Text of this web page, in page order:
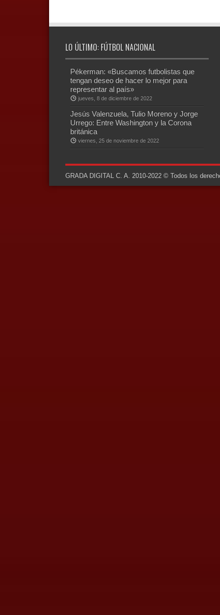
LO ÚLTIMO: FÚTBOL NACIONAL
Pékerman: «Buscamos futbolistas que
tengan deseo de hacer lo mejor para
representar al país»
jueves, 8 de diciembre de 2022
Jesús Valenzuela, Tulio Moreno y Jorge
Urrego: Entre Washington y la Corona
británica
viernes, 25 de noviembre de 2022
GRADA DIGITAL C. A. 2010-2022 © Todos los